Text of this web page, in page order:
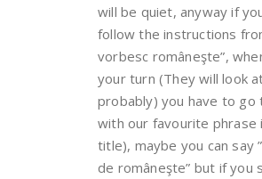
will be quiet, anyway if
follow the instructions
vorbesc româneşte”,
your turn (They will look
probably) you have to
with our favourite phrase
title), maybe you can say
de româneşte” but if you